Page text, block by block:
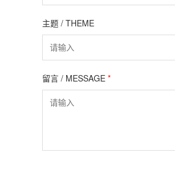
主题 / THEME
留言 / MESSAGE *